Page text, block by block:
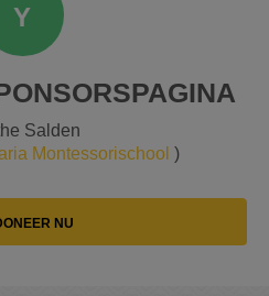
Y
Salden
Montessorischool )
NU